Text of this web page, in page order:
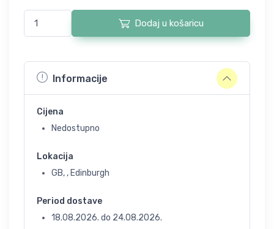
Dodaj u košaricu
Informacije
Cijena
Nedostupno
Lokacija
GB, , Edinburgh
Period dostave
18.08.2026. do 24.08.2026.